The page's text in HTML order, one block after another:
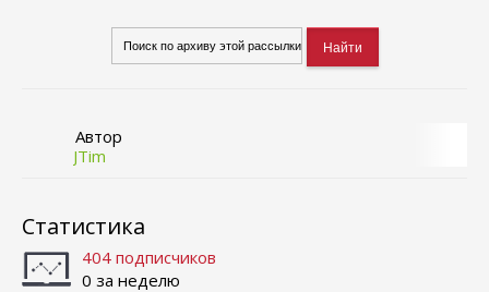
Автор
JTim
Статистика
404 подписчиков
0 за неделю